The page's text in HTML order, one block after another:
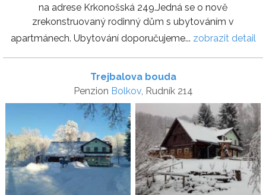
na adrese Krkonošská 249.Jedná se o nově
zrekonstruovaný rodinný dům s ubytováním v
apartmánech. Ubytování doporučujeme... zobrazit detail
Trejbalova bouda
Penzion Bolkov, Rudník 214